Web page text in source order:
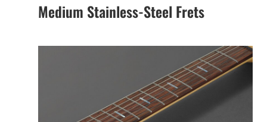
Medium Stainless-Steel Frets